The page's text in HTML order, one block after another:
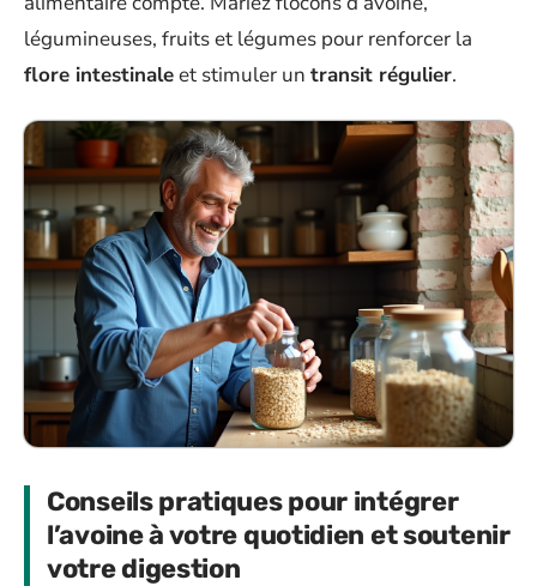
légumineuses, fruits et légumes pour renforcer la
flore intestinaleet stimuler un transit régulier.
Conseils pratiques pour intégrer
l’avoine à votre quotidien et soutenir
votre digestion